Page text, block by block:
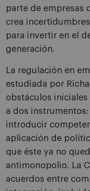
parte de empresas
crea
para invertir en el
generación.
La regulación en
estudiada por
obstáculos
a dos
introducir
aplicación de
que éste ya no
antimonopolio. La
acuerdos entre